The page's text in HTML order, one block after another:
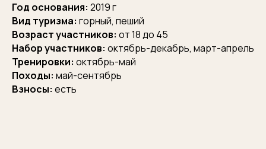
Год основания: 2019 г
Вид туризма: горный, пеший
Возраст участников: от 18 до 45
Набор участников: октябрь-декабрь, март-апрель
Тренировки: октябрь-май
Походы: май-сентябрь
Взносы: есть